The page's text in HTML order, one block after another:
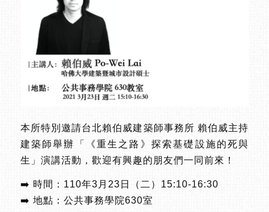
本所特別邀請台北賴伯威建築師事務所 賴伯威主持
建築師舉辦「《重生之路》探索基礎設施的死與
生」演講活動，歡迎有興趣的朋友們一同前來！
➡️ 時間：110年3月23日（二）15:10-16:30
➡️ 地點：公共事務學院630室